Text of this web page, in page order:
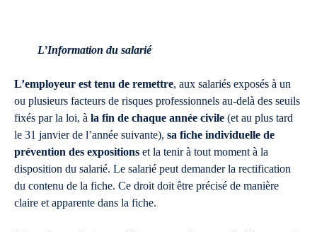
L’Information du salarié
L’employeur est tenu de remettre, aux salariés exposés à un
ou plusieurs facteurs de risques professionnels au-delà des seuils
fixés par la loi, à la fin de chaque année civile (et au plus tard
le 31 janvier de l’année suivante), sa fiche individuelle de
prévention des expositions et la tenir à tout moment à la
disposition du salarié. Le salarié peut demander la rectification
du contenu de la fiche. Ce droit doit être précisé de manière
claire et apparente dans la fiche.